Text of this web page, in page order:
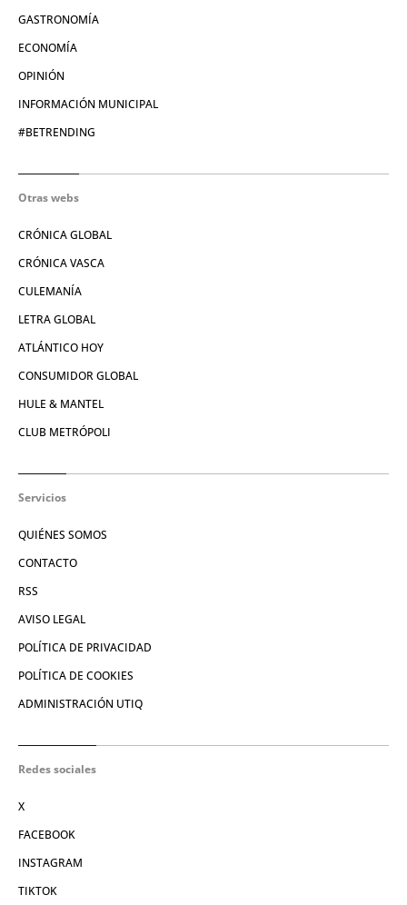
GASTRONOMÍA
ECONOMÍA
OPINIÓN
INFORMACIÓN MUNICIPAL
#BETRENDING
Otras webs
CRÓNICA GLOBAL
CRÓNICA VASCA
CULEMANÍA
LETRA GLOBAL
ATLÁNTICO HOY
CONSUMIDOR GLOBAL
HULE & MANTEL
CLUB METRÓPOLI
Servicios
QUIÉNES SOMOS
CONTACTO
RSS
AVISO LEGAL
POLÍTICA DE PRIVACIDAD
POLÍTICA DE COOKIES
ADMINISTRACIÓN UTIQ
Redes sociales
X
FACEBOOK
INSTAGRAM
TIKTOK